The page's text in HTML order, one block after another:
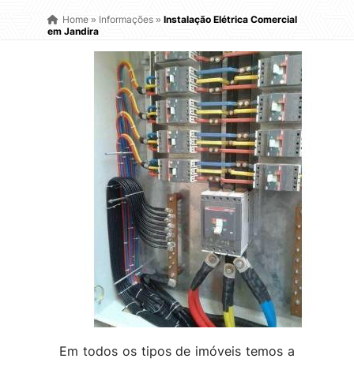
Home» Informações » Instalação Elétrica Comercial
em Jandira
Em todos os tipos de imóveis temos a